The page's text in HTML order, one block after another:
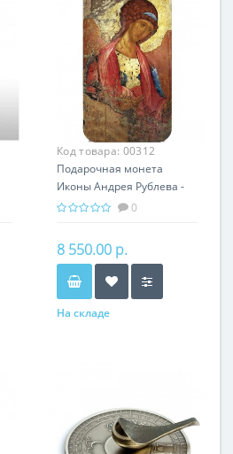
Код товара: 00312
Подарочная монета
Иконы Андрея Рублева -
Архангел Михаил серебро
сувенир
0
8 550.00 р.
На складе